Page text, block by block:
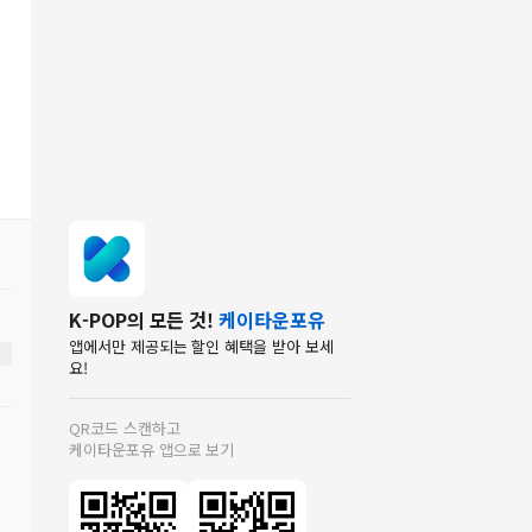
K-POP의 모든 것! 케이타운포유
앱에서만 제공되는 할인 혜택을 받아 보세
요!
QR코드 스캔하고
케이타운포유 앱으로 보기